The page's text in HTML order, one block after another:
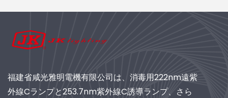
福建省咸光雅明電機有限公司は、消毒用222nm遠紫
外線Cランプと253.7nm紫外線C誘導ランプ、さら